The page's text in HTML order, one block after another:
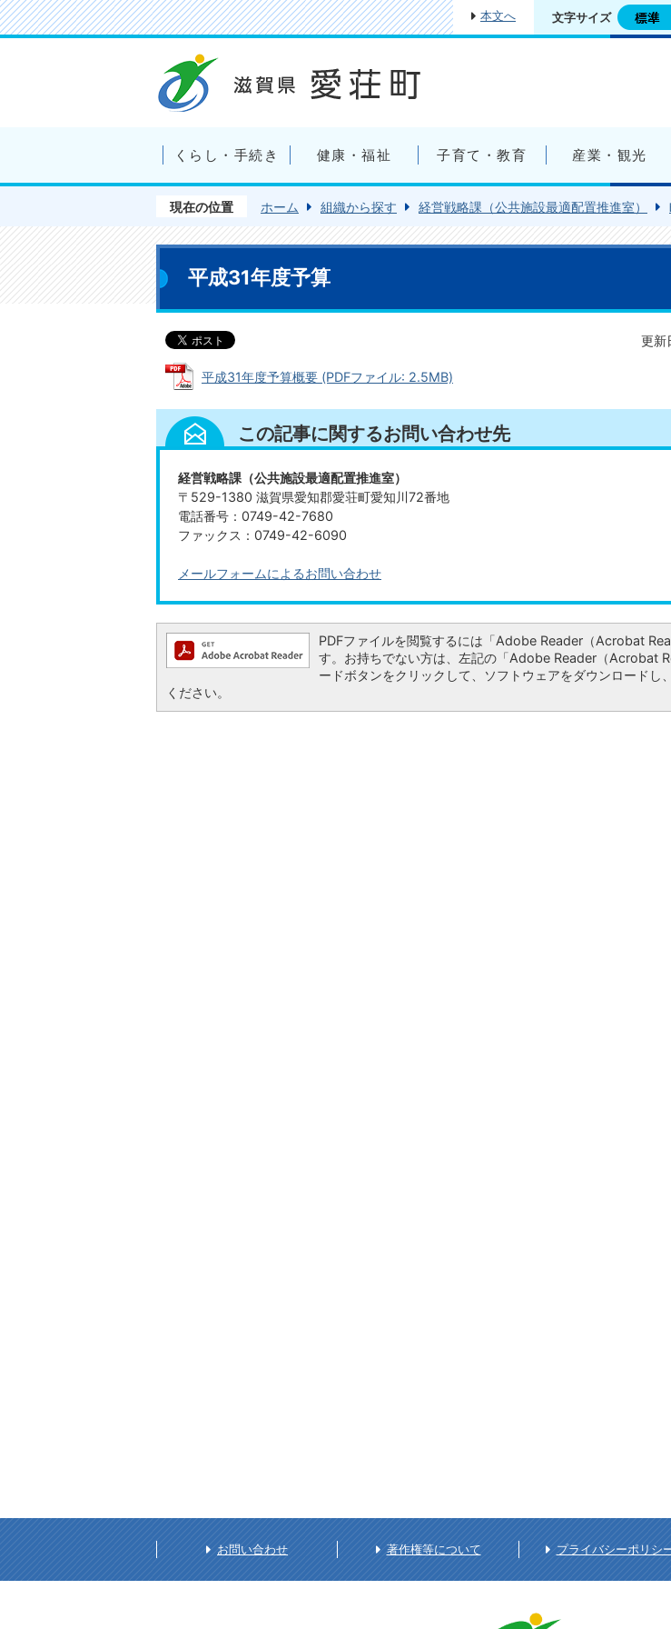
本文へ 文字サイズ
くらし・手続き 健康・福祉 子育て・教育 産業・観光
現在の位置 ホーム 組織から探す 経営戦略課（公共施設最適配置推進室）
平成31年度予算
更新
平成31年度予算概要 (PDFファイル: 2.5MB)
この記事に関するお問い合わせ先
経営戦略課（公共施設最適配置推進室）
〒529-1380 滋賀県愛知郡愛荘町愛知川72番地
電話番号：0749-42-7680
ファックス：0749-42-6090
メールフォームによるお問い合わせ
PDFファイルを閲覧するには「Adobe Reader（Acrobat
す。お持ちでない方は、左記の「Adobe Reader（Acrobat
ードボタンをクリックして、ソフトウェアをダウンロードし
ください。
お問い合わせ 著作権等について プライバシーポリシ